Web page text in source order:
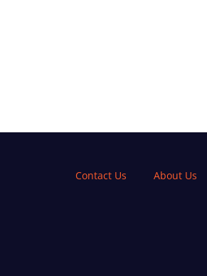
Contact Us About Us